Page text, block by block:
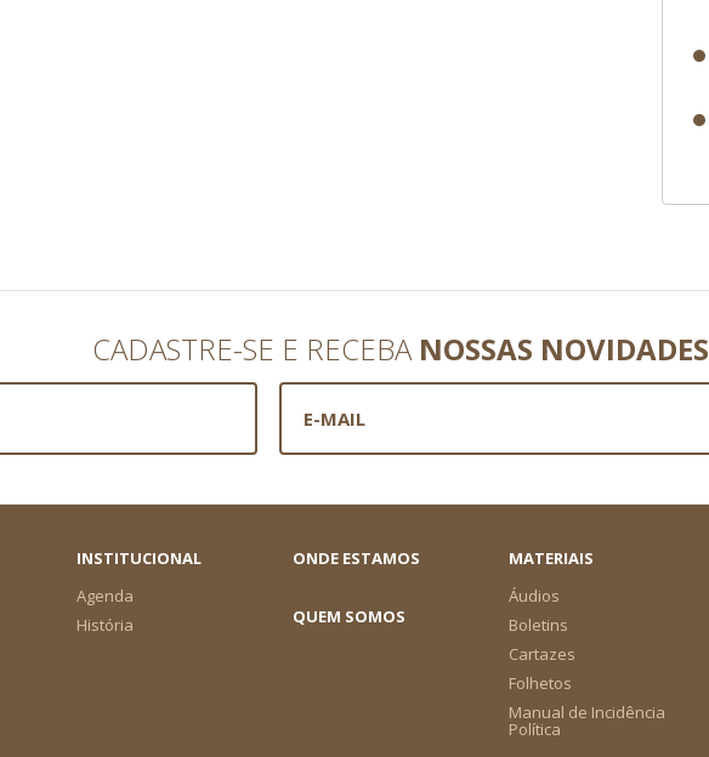
CADASTRE-SE E RECEBA NOSSAS NOVIDADES
INSTITUCIONAL
Agenda
História
ONDE ESTAMOS
MATERIAIS
Áudios
Boletins
Cartazes
Folhetos
Manual de Incidência
Política
QUEM SOMOS